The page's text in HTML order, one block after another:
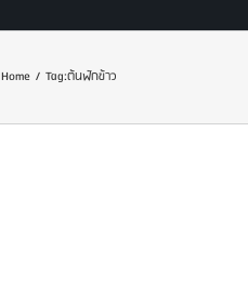
Home / Tag:ต้นฟักข้าว